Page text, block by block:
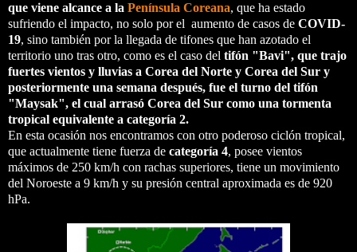
que viene alcance a la Península Coreana, que ha estado
sufriendo el impacto, no solo por el aumento de casos de COVID-
19, sino también por la llegada de tifones que han azotado el
territorio uno tras otro, como es el caso del tifón "Bavi", que trajo
fuertes vientos y lluvias a Corea del Norte y Corea del Sur y
posteriormente una semana después, fue el turno del tifón
"Maysak", el cual arrasó Corea del Sur como una tormenta
tropical equivalente a categoría 2.
En esta ocasión nos encontramos con otro poderoso ciclón tropical,
que actualmente tiene fuerza de categoría 4, posee vientos
máximos de 250 km/h con rachas superiores, tiene un movimiento
del Noroeste a 9 km/h y su presión central aproximada es de 920
hPa.